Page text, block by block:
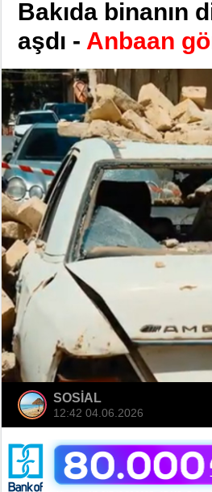
Bakıda binanın
aşdı - Anbaan
SOSİAL
12:42 04.06.2026